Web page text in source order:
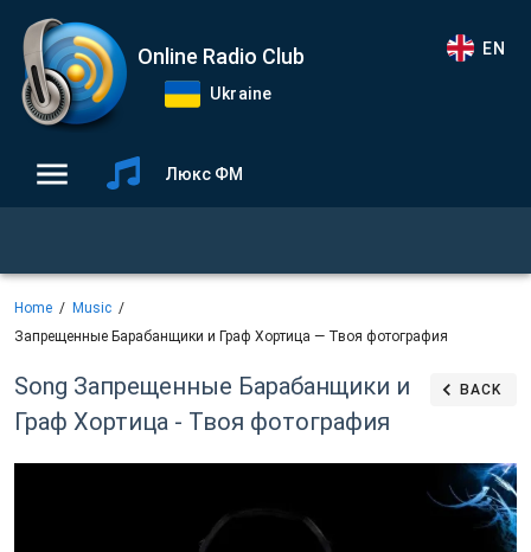
Online Radio Club
Ukraine
EN
Люкс ФМ
Home
Music
Запрещенные Барабанщики и Граф Хортица — Твоя фотография
Song Запрещенные Барабанщики и
Граф Хортица - Твоя фотография
BACK